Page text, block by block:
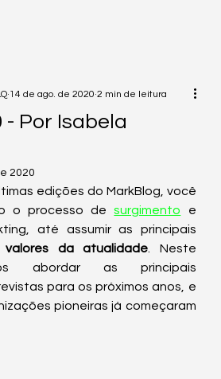
- Por Isabela
14 de ago. de 2020 2 min de leitura
2020
edições do MarkBlog, você
o processo de surgimento
da atualidade . Neste
para os próximos anos, e
pioneiras já começaram